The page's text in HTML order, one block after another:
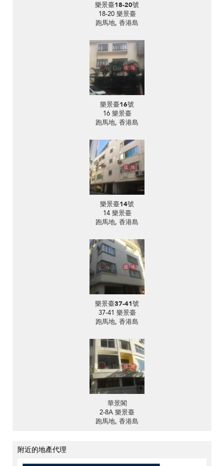
樂景臺18-20號
18-20 樂景臺
跑馬地, 香港島
樂景臺16號
16 樂景臺
跑馬地, 香港島
樂景臺14號
14 樂景臺
跑馬地, 香港島
樂景臺37-41號
37-41 樂景臺
跑馬地, 香港島
華景閣
2-8A 樂景臺
跑馬地, 香港島
附近的地產代理